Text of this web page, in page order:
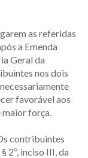
as referidas
a Emenda
Geral da
nos dois
favorável aos
força.
contribuintes
2º, inciso III, da